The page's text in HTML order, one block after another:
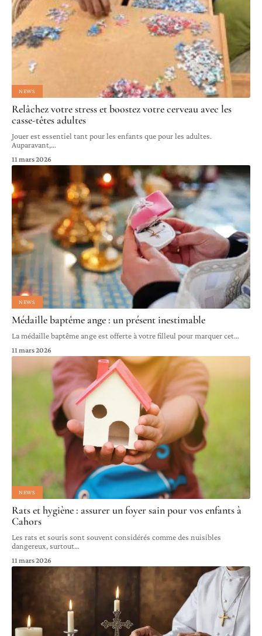
NEWS
Relâchez votre stress et boostez votre cerveau avec les
casse-têtes adultes
Jouer est essentiel tant pour les enfants que pour les adultes.
Auparavant,…
11 mars 2026
NEWS
Médaille baptême ange : un présent inestimable
La médaille baptême ange est offerte à votre filleul pour marquer cet…
11 mars 2026
NEWS
Rats et hygiène : assurer un foyer sain pour vos enfants à
Cahors
Les rats et souris sont souvent considérés comme des nuisibles
dangereux, surtout…
11 mars 2026